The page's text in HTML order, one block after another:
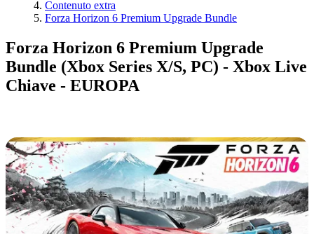
Contenuto extra
Forza Horizon 6 Premium Upgrade Bundle
Forza Horizon 6 Premium Upgrade
Bundle (Xbox Series X/S, PC) - Xbox Live
Chiave - EUROPA